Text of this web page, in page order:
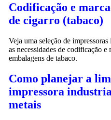
Codificação e
de cigarro (tabaco)
Veja uma seleção de
as necessidades de codificação
embalagens de tabaco.
Como planejar a
impressora
metais